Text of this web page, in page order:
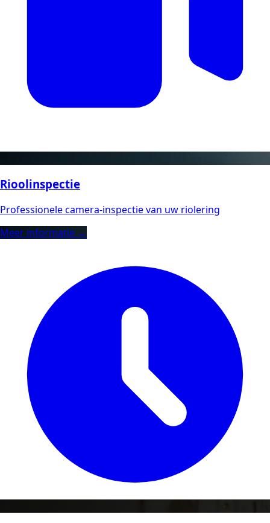
Rioolinspectie
Professionele camera-inspectie van uw riolering
Meer informatie →